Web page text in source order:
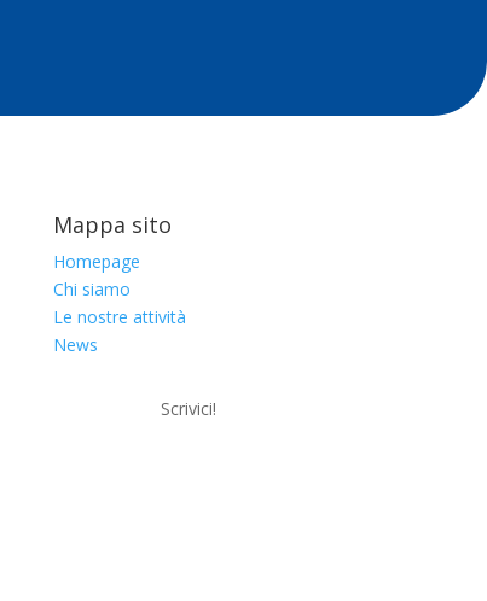
Mappa sito
Homepage
Chi siamo
Le nostre attività
News
Scrivici!